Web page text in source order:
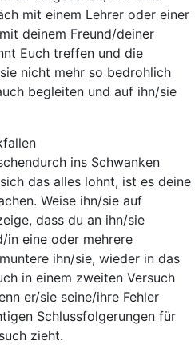
mit einem Lehrer oder einer
deinem Freund/deiner
Euch treffen und die
nicht mehr so bedrohlich
begleiten und auf ihn/sie
ins Schwanken
das alles lohnt, ist es deine
Weise ihn/sie auf
dass du an ihn/sie
in eine oder mehrere
ihn/sie, wieder in das
in einem zweiten Versuch
er/sie seine/ihre Fehler
Schlussfolgerungen für
zieht.